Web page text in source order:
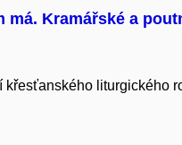
má. Kramářské a
liturgického